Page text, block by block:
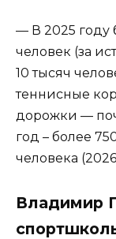
— В 2025 году
человек (за
10 тысяч
теннисные
дорожки —
год – более
человека
Владимир